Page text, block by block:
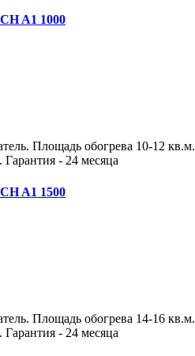
A1 1000
Площадь обогрева 10-12
- 24 месяца
A1 1500
Площадь обогрева 14-16
- 24 месяца